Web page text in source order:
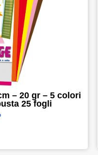
– 20 gr – 5 colori
25 fogli